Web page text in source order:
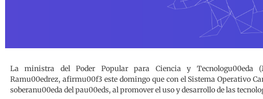
La ministra del Poder Popular para Ciencia y Tecnologu00eda
Ramu00edrez, afirmu00f3 este domingo que con el Sistema Operativo
soberanu00eda del pau00eds, al promover el uso y desarrollo de las